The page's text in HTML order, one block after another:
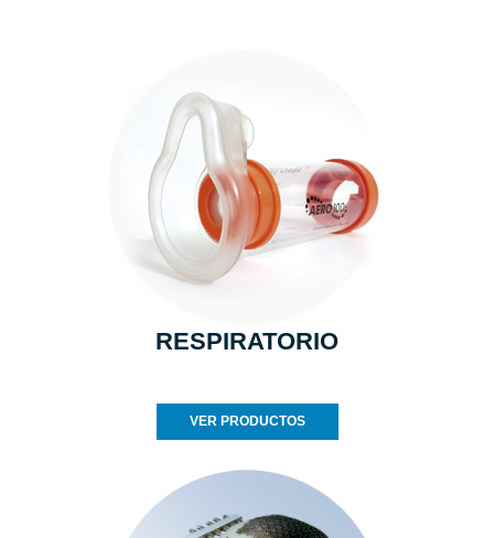
RESPIRATORIO
VER PRODUCTOS